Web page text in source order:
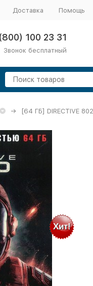
Доставка Помощь
100 23 31
Звонок бесплатный
[64 ГБ] DIRECTIVE
Хит!